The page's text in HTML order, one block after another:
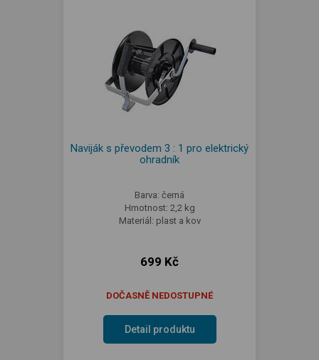
Naviják s převodem 3 : 1 pro elektrický
ohradník
Barva: černá
Hmotnost: 2,2 kg
Materiál: plast a kov
699 Kč
DOČASNĚ NEDOSTUPNÉ
Detail produktu